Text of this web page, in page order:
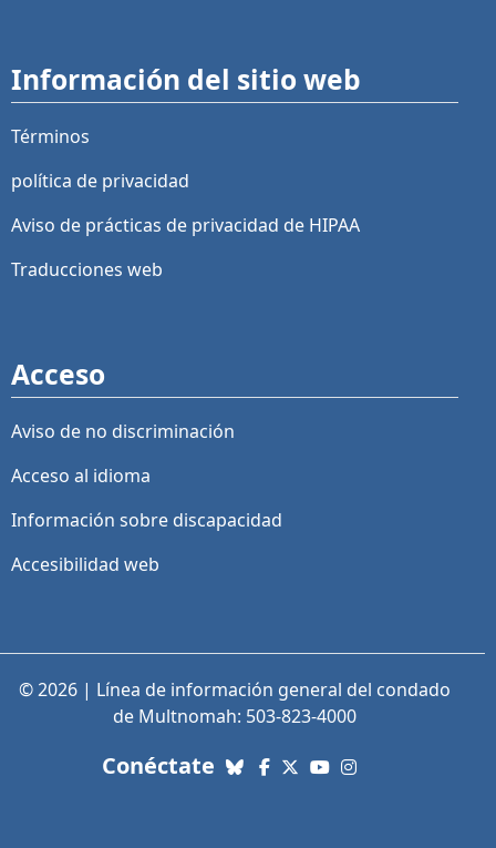
Información del sitio web
Términos
política de privacidad
Aviso de prácticas de privacidad de HIPAA
Traducciones web
Acceso
Aviso de no discriminación
Acceso al idioma
Información sobre discapacidad
Accesibilidad web
© 2026 | Línea de información general del condado
de Multnomah: 503-823-4000
Conéctate con nosotros. Enlaces a
Bluesky
Facebook
X (Twitter)
YouTube
Instagram